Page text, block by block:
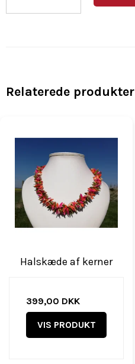
Relaterede produkter
Halskæde af kerner
399,00 DKK
VIS PRODUKT